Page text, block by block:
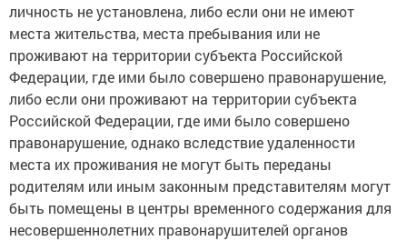
личность не установлена, либо если они не имеют
места жительства, места пребывания или не
проживают на территории субъекта Российской
Федерации, где ими было совершено правонарушение,
либо если они проживают на территории субъекта
Российской Федерации, где ими было совершено
правонарушение, однако вследствие удаленности
места их проживания не могут быть переданы
родителям или иным законным представителям могут
быть помещены в центры временного содержания для
несовершеннолетних правонарушителей органов